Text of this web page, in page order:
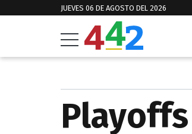
JUEVES 06 DE AGOSTO DEL 2026